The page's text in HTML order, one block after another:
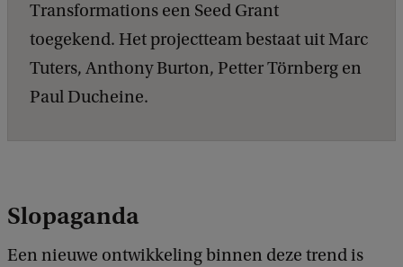
Transformations een Seed Grant
toegekend. Het projectteam bestaat uit Marc
Tuters, Anthony Burton, Petter Törnberg en
Paul Ducheine.
Slopaganda
Een nieuwe ontwikkeling binnen deze trend is